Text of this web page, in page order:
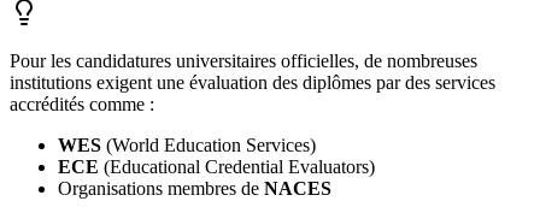
Pour les candidatures universitaires officielles, de nombreuses
institutions exigent une évaluation des diplômes par des services
accrédités comme :
WES (World Education Services)
ECE (Educational Credential Evaluators)
Organisations membres de NACES